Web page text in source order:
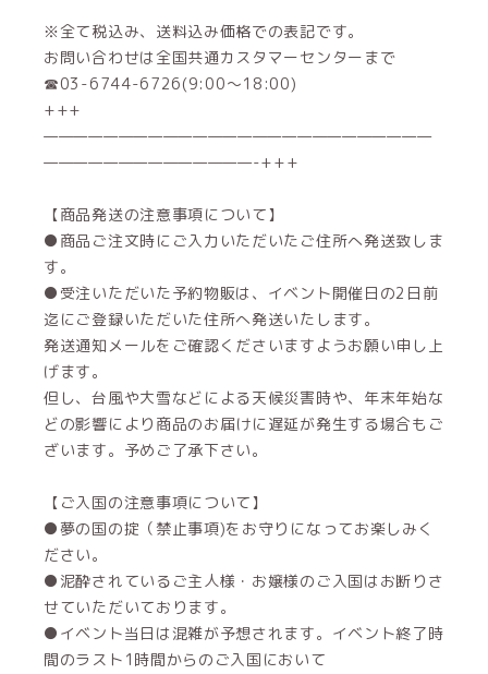
※全て税込み、送料込み価格での表記です。
お問い合わせは全国共通カスタマーセンターまで
☎03-6744-6726(9:00～18:00)
+++
——————————————————————————
——————————————-+++
【商品発送の注意事項について】
●商品ご注文時にご入力いただいたご住所へ発送致しま
す。
●受注いただいた予約物販は、イベント開催日の2日前
迄にご登録いただいた住所へ発送いたします。
発送通知メールをご確認くださいますようお願い申し上
げます。
但し、台風や大雪などによる天候災害時や、年末年始な
どの影響により商品のお届けに遅延が発生する場合もご
ざいます。予めご了承下さい。
【ご入国の注意事項について】
●夢の国の掟（禁止事項)をお守りになってお楽しみく
ださい。
●泥酔されているご主人様・お嬢様のご入国はお断りさ
せていただいております。
●イベント当日は混雑が予想されます。イベント終了時
間のラスト1時間からのご入国において